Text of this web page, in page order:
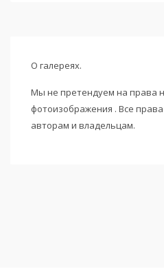
О галереях.
Мы не претендуем на права
фотоизображения . Все
авторам и владельцам.